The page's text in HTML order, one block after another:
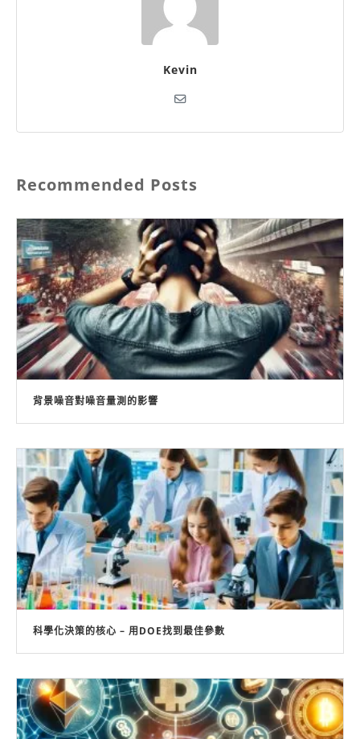
Kevin
Recommended Posts
背景噪音對噪音量測的影響
科學化決策的核心 – 用DOE找到最佳參數